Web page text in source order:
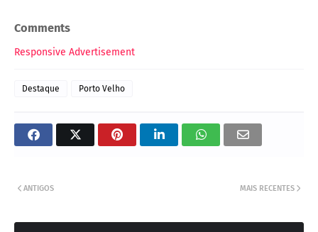
Comments
Responsive Advertisement
Destaque Porto Velho
MAIS RECENTES
ANTIGOS